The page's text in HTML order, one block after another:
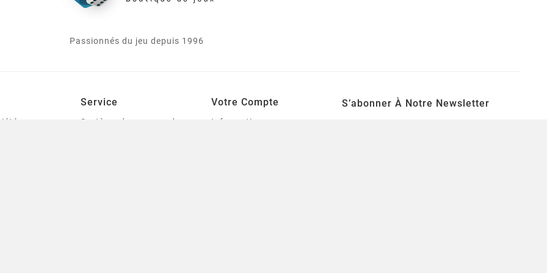
Passionnés du jeu depuis 1996
Service
Système de commande,
Votre Compte
Informations
S’abonner À Notre Newsletter